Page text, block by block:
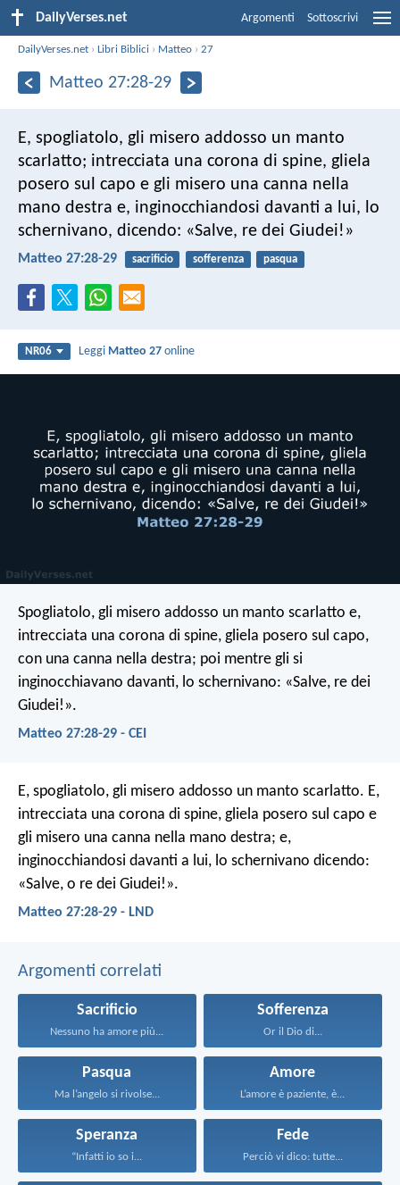
DailyVerses.net Argomenti Sottoscrivi
DailyVerses.net ›Libri Biblici › Matteo ›27
Matteo 27:28-29
E, spogliatolo, gli misero addosso un manto
scarlatto; intrecciata una corona di spine, gliela
posero sul capo e gli misero una canna nella
mano destra e, inginocchiandosi davanti a lui, lo
schernivano, dicendo: «Salve, re dei Giudei!»
Matteo 27:28-29 sacrificio sofferenza pasqua
NR06 Leggi Matteo 27 online
Spogliatolo, gli misero addosso un manto scarlatto e,
intrecciata una corona di spine, gliela posero sul capo,
con una canna nella destra; poi mentre gli si
inginocchiavano davanti, lo schernivano: «Salve, re dei
Giudei!».
Matteo 27:28-29 - CEI
E, spogliatolo, gli misero addosso un manto scarlatto. E,
intrecciata una corona di spine, gliela posero sul capo e
gli misero una canna nella mano destra; e,
inginocchiandosi davanti a lui, lo schernivano dicendo:
«Salve, o re dei Giudei!».
Matteo 27:28-29 - LND
Argomenti correlati
Sacrificio
Nessuno ha amore più...
Sofferenza
Or il Dio di...
Pasqua
Ma l’angelo si rivolse...
Amore
L’amore è paziente, è...
Speranza
“Infatti io so i...
Fede
Perciò vi dico: tutte...